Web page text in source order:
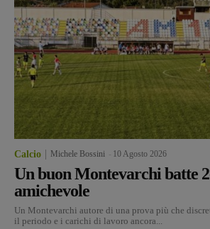
Calcio Michele Bossini 10 Agosto 2026
Un buon Montevarchi batte
amichevole
Un Montevarchi autore di una prova più che
il periodo e i carichi di lavoro ancora...